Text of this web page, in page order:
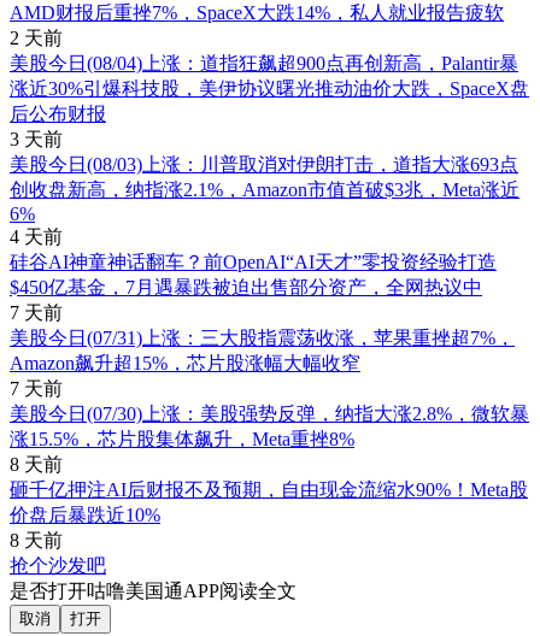
AMD财报后重挫7%，SpaceX大跌14%，私人就业报告疲软
2 天前
美股今日(08/04)上涨：道指狂飙超900点再创新高，Palantir暴
涨近30%引爆科技股，美伊协议曙光推动油价大跌，SpaceX盘
后公布财报
3 天前
美股今日(08/03)上涨：川普取消对伊朗打击，道指大涨693点
创收盘新高，纳指涨2.1%，Amazon市值首破$3兆，Meta涨近
6%
4 天前
硅谷AI神童神话翻车？前OpenAI“AI天才”零投资经验打造
$450亿基金，7月遇暴跌被迫出售部分资产，全网热议中
7 天前
美股今日(07/31)上涨：三大股指震荡收涨，苹果重挫超7%，
Amazon飙升超15%，芯片股涨幅大幅收窄
7 天前
美股今日(07/30)上涨：美股强势反弹，纳指大涨2.8%，微软暴
涨15.5%，芯片股集体飙升，Meta重挫8%
8 天前
砸千亿押注AI后财报不及预期，自由现金流缩水90%！Meta股
价盘后暴跌近10%
8 天前
抢个沙发吧
是否打开咕噜美国通APP阅读全文
取消 打开